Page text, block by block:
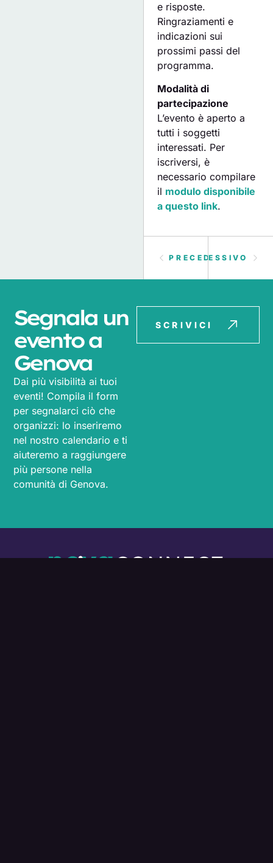
e risposte.
Ringraziamenti e
indicazioni sui
prossimi passi del
programma.
Modalità di
partecipazione
L’evento è aperto a
tutti i soggetti
interessati. Per
iscriversi, è
necessario compilare
il modulo disponibile
a questo link.
PRECEDENTE
SUCCESSIVO
Segnala un
evento a
Genova
Dai più visibilità ai tuoi
eventi! Compila il form
per segnalarci ciò che
organizzi: lo inseriremo
nel nostro calendario e ti
aiuteremo a raggiungere
più persone nella
comunità di Genova.
SCRIVICI